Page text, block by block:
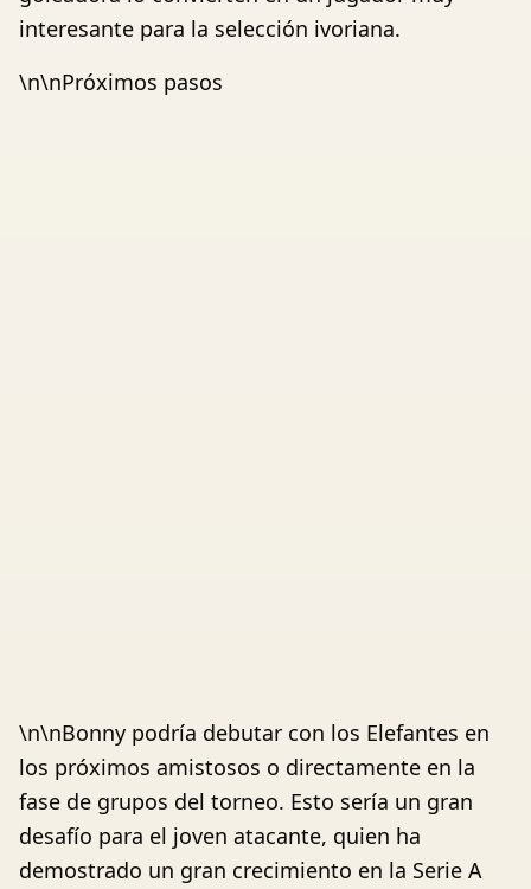
interesante para la selección ivoriana.
\n\nPróximos pasos
\n\nBonny podría debutar con los Elefantes en
los próximos amistosos o directamente en la
fase de grupos del torneo. Esto sería un gran
desafío para el joven atacante, quien ha
demostrado un gran crecimiento en la Serie A